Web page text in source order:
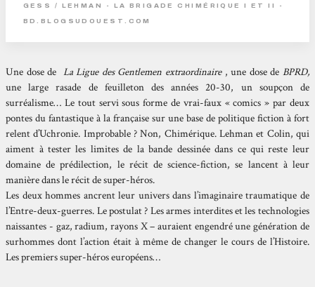
GESS / LEHMAN - LA BRIGADE CHIMÉRIQUE I ET II -
BD.BLOGSUDOUEST.COM
Une dose de La Ligue des Gentlemen extraordinaire, une dose de BPRD,
une large rasade de feuilleton des années 20-30, un soupçon de
surréalisme… Le tout servi sous forme de vrai-faux « comics » par deux
pontes du fantastique à la française sur une base de politique fiction à fort
relent d’Uchronie. Improbable ? Non, Chimérique. Lehman et Colin, qui
aiment à tester les limites de la bande dessinée dans ce qui reste leur
domaine de prédilection, le récit de science-fiction, se lancent à leur
manière dans le récit de super-héros.
Les deux hommes ancrent leur univers dans l’imaginaire traumatique de
l’Entre-deux-guerres. Le postulat ? Les armes interdites et les technologies
naissantes - gaz, radium, rayons X – auraient engendré une génération de
surhommes dont l’action était à même de changer le cours de l’Histoire.
Les premiers super-héros européens…